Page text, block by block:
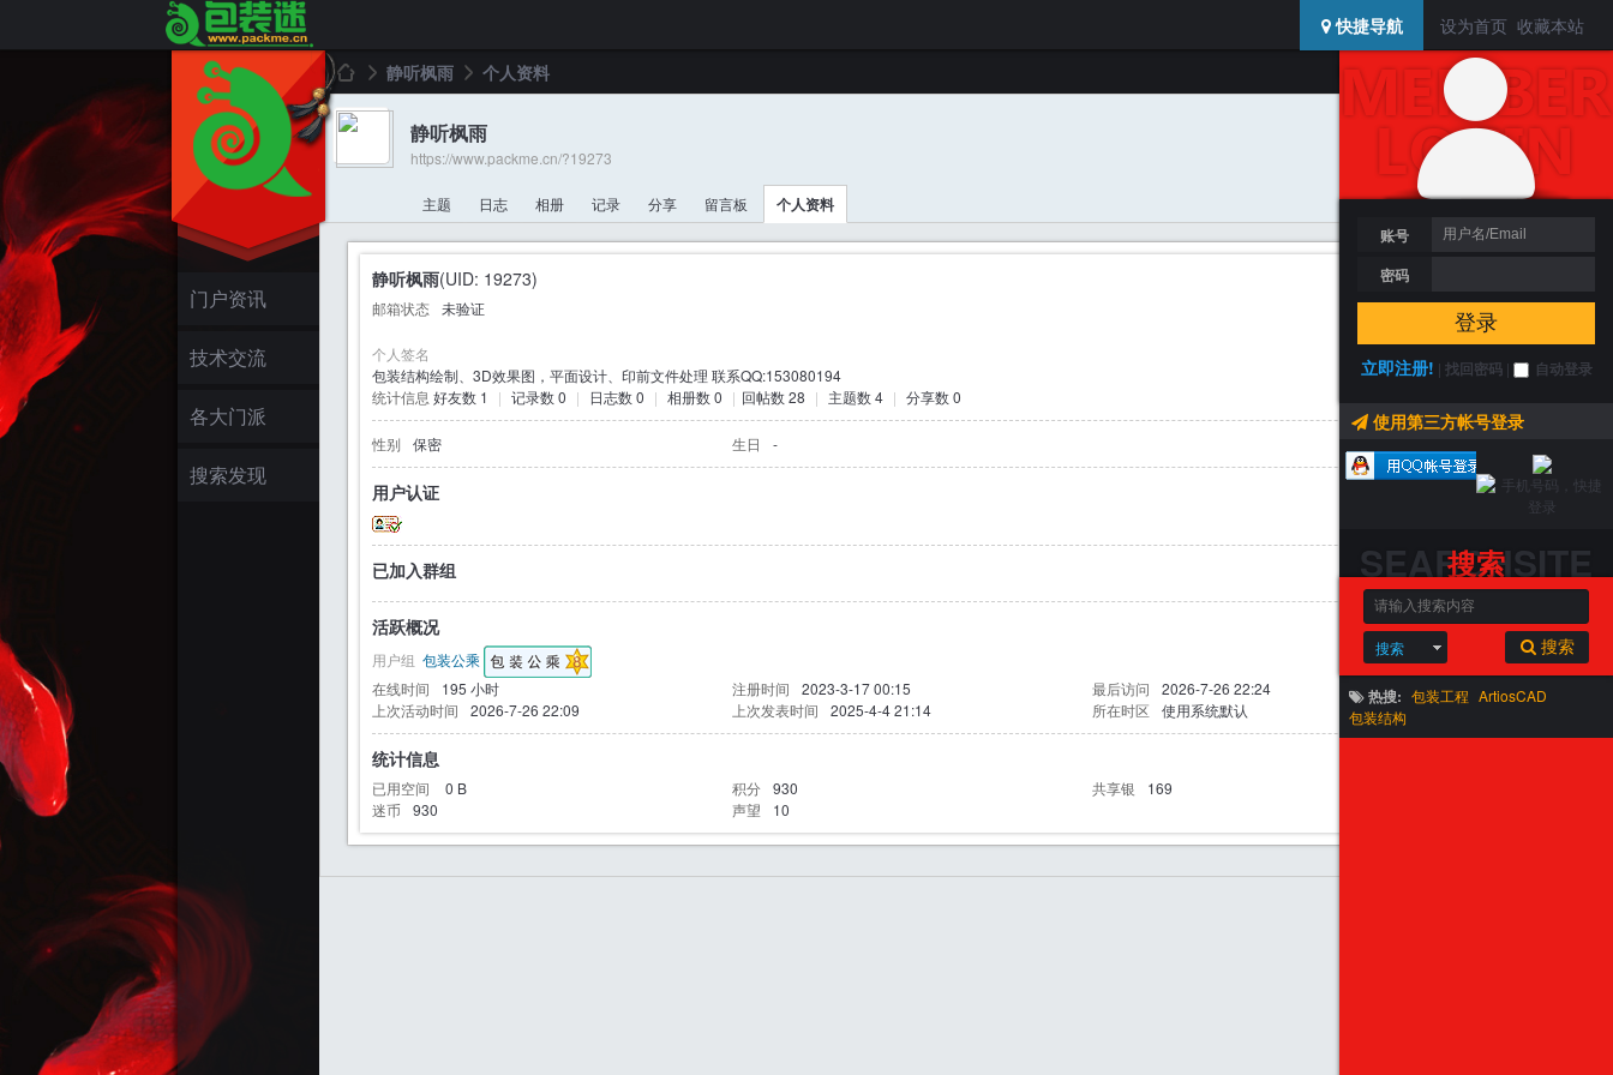
设为首页 收藏本站
快捷导航
门户资讯
技术交流
各大门派
搜索发现
登陆 / 注册
搜索
USERCENTER
账号
密码
登录
立即注册! | 找回密码| 自动登录
使用第三方帐号登录
SEARCHSITE
搜索
搜索 搜索
热搜: 包装工程 ArtiosCAD
包装结构
包 ›
静听枫雨
›
个人资料
加为好友
发送消息
静听枫雨
https://www.packme.cn/?19273
主题 日志 相册 记录 分享 留言板 个人资料
静听枫雨(UID: 19273)
邮箱状态 未验证
个人签名
包装结构绘制、3D效果图，平面设计、印前文件处理 联系QQ:153080194
统计信息 好友数 1 | 记录数 0 | 日志数 0 | 相册数 0 | 回帖数 28 | 主题数 4 | 分享数 0
性别 保密 生日 -
用户认证
已加入群组
活跃概况
用户组 包装公乘
在线时间
195 小时 注册时间 2023-3-17 00:15 最后访问
2026-7-26 22:24
上次活动时间
2026-7-26 22:09 上次发表时间 2025-4-4 21:14 所在时区 使用系统默认
统计信息
已用空间 0 B 积分 930 共享银
169
迷币
930 声望 10